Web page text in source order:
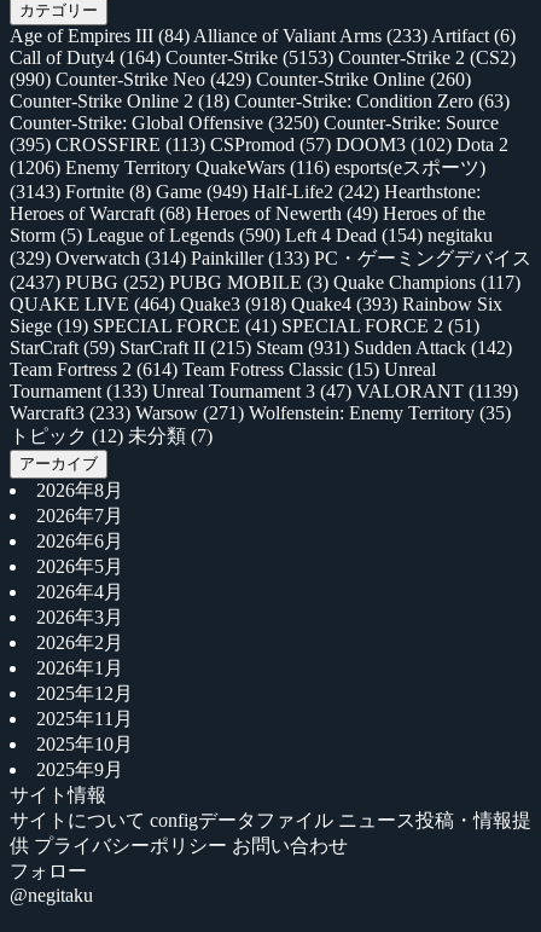
カテゴリー
Age of Empires III (84) Alliance of Valiant Arms (233) Artifact (6)
Call of Duty4 (164) Counter-Strike (5153) Counter-Strike 2 (CS2)
(990) Counter-Strike Neo (429) Counter-Strike Online (260)
Counter-Strike Online 2 (18) Counter-Strike: Condition Zero (63)
Counter-Strike: Global Offensive (3250) Counter-Strike: Source
(395) CROSSFIRE (113) CSPromod (57) DOOM3 (102) Dota 2
(1206) Enemy Territory QuakeWars (116) esports(eスポーツ)
(3143) Fortnite (8) Game (949) Half-Life2 (242) Hearthstone:
Heroes of Warcraft (68) Heroes of Newerth (49) Heroes of the
Storm (5) League of Legends (590) Left 4 Dead (154) negitaku
(329) Overwatch (314) Painkiller(133) PC・ゲーミングデバイス
(2437) PUBG (252) PUBG MOBILE (3) Quake Champions (117)
QUAKE LIVE (464) Quake3 (918) Quake4 (393) Rainbow Six
Siege (19) SPECIAL FORCE (41) SPECIAL FORCE 2 (51)
StarCraft (59) StarCraft II (215) Steam (931) Sudden Attack (142)
Team Fortress 2 (614) Team Fotress Classic (15) Unreal
Tournament (133) Unreal Tournament 3 (47) VALORANT (1139)
Warcraft3 (233) Warsow (271) Wolfenstein: Enemy Territory (35)
トピック (12) 未分類 (7)
アーカイブ
2026年8月
2026年7月
2026年6月
2026年5月
2026年4月
2026年3月
2026年2月
2026年1月
2025年12月
2025年11月
2025年10月
2025年9月
サイト情報
サイトについて configデータファイル ニュース投稿・情報提
供 プライバシーポリシー お問い合わせ
フォロー
@negitaku